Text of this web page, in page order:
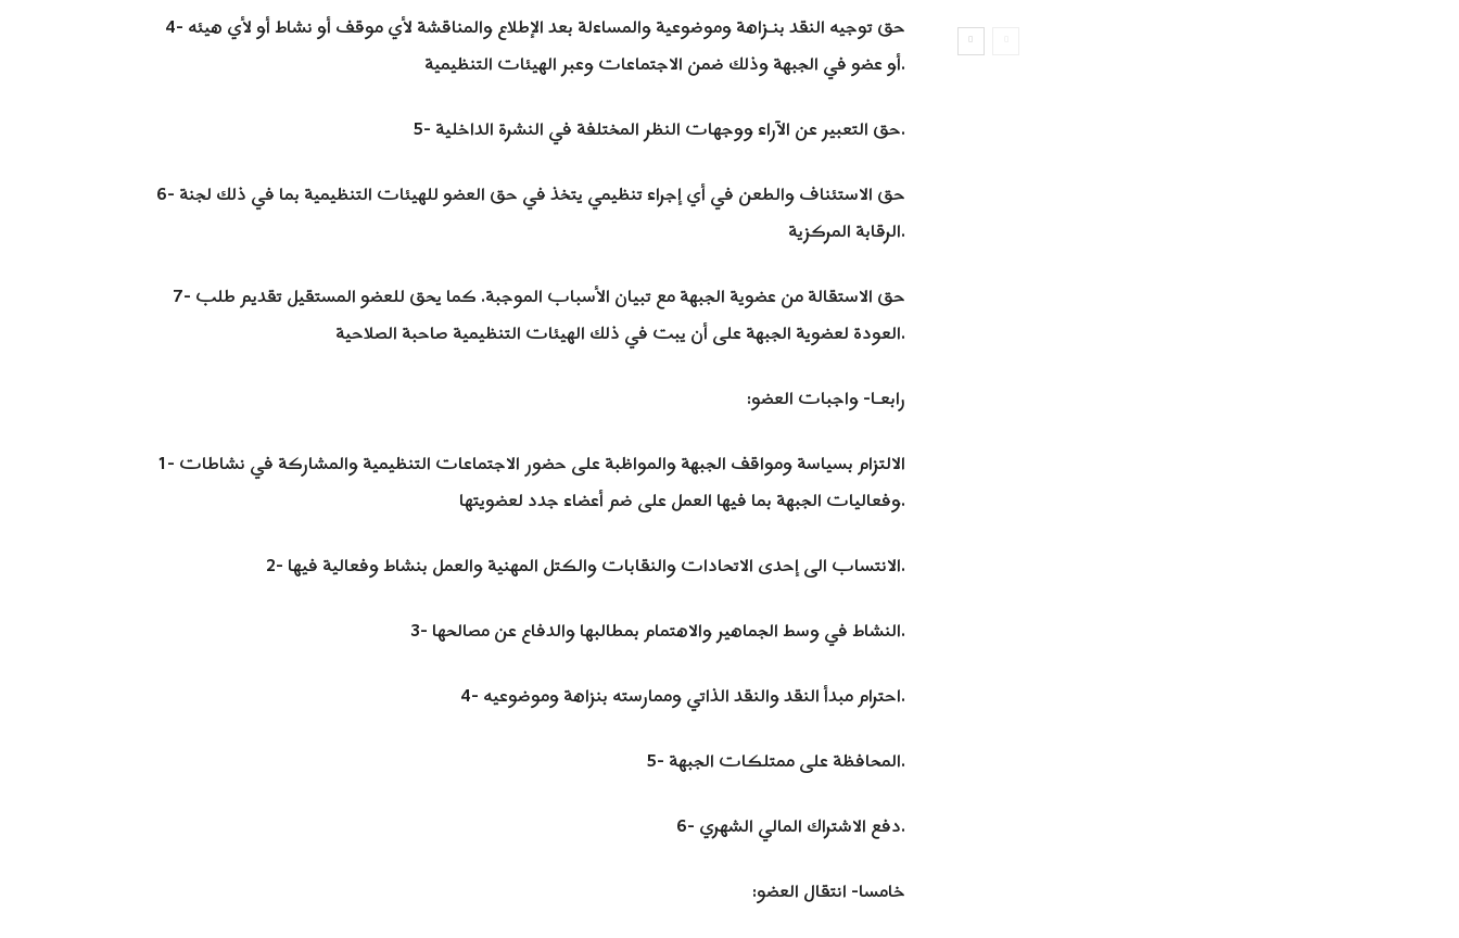
4- حق توجيه النقد بنـزاهة وموضوعية والمساءلة بعد الإطلاع والمناقشة لأي موقف أو نشاط أو لأي هيئه
أو عضو في الجبهة وذلك ضمن الاجتماعات وعبر الهيئات التنظيمية.
5- حق التعبير عن الآراء ووجهات النظر المختلفة في النشرة الداخلية.
6- حق الاستئناف والطعن في أي إجراء تنظيمي يتخذ في حق العضو للهيئات التنظيمية بما في ذلك لجنة
الرقابة المركزية.
7- حق الاستقالة من عضوية الجبهة مع تبيان الأسباب الموجبة. كما يحق للعضو المستقيل تقديم طلب
العودة لعضوية الجبهة على أن يبت في ذلك الهيئات التنظيمية صاحبة الصلاحية.
رابعـا- واجبات العضو:
1- الالتزام بسياسة ومواقف الجبهة والمواظبة على حضور الاجتماعات التنظيمية والمشاركة في نشاطات
وفعاليات الجبهة بما فيها العمل على ضم أعضاء جدد لعضويتها.
2- الانتساب الى إحدى الاتحادات والنقابات والكتل المهنية والعمل بنشاط وفعالية فيها.
3- النشاط في وسط الجماهير والاهتمام بمطالبها والدفاع عن مصالحها.
4- احترام مبدأ النقد والنقد الذاتي وممارسته بنزاهة وموضوعيه.
5- المحافظة على ممتلكات الجبهة.
6- دفع الاشتراك المالي الشهري.
خامسا- انتقال العضو: